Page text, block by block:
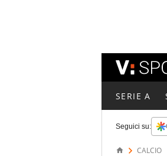
SERIE A
Seguici su:
CALCIO